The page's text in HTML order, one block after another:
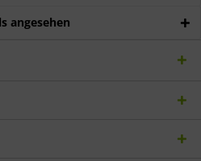
angesehen